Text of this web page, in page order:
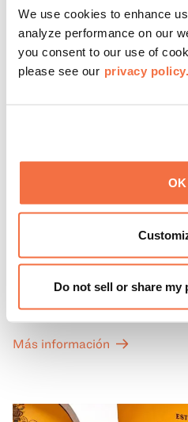
We use cookies to enhance
analyze performance on our
you consent to our use of
please see our privacy policy.
OK
Do not sell or share
PRIMEROS DOMINGOS
Primeros domingos
a las Galerías de Arte,
California del OMCA es
a un precio reducido de 6 $.
Más información